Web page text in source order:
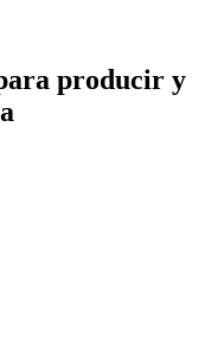
producir y